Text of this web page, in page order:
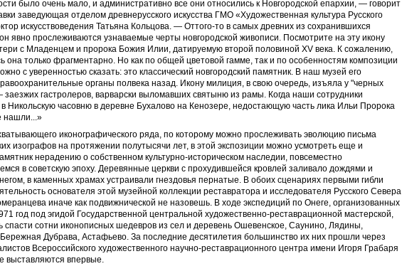
было очень мало, и административно все они относились к Новгородской епархии, — говорит
заведующая отделом древнерусского искусства ГМО «Художественная культура Русского
искусствоведения Татьяна Кольцова. — Оттого-то в самых древних из сохранившихся
явно прослеживаются узнаваемые черты новгородской живописи. Посмотрите на эту икону
с Младенцем и пророка Божия Илии, датируемую второй половиной XV века. К сожалению,
она только фрагментарно. Но как по общей цветовой гамме, так и по особенностям композиции
с уверенностью сказать: это классический новгородский памятник. В наш музей его
органы полвека назад. Икону милиция, в свою очередь, изъяла у "черных
заезжих гастролеров, варварски выломавших святыню из рамы. Когда наши сотрудники
Никольскую часовню в деревне Бухалово на Кенозере, недостающую часть лика Ильи Пророка
нашли...»
иконографического ряда, по которому можно прослеживать эволюцию письма
изографов на протяжении полутысячи лет, в этой экспозиции можно усмотреть еще и
нерадению о собственном культурно-историческом наследии, повсеместно
в советскую эпоху. Деревянные церкви с прохудившейся кровлей заливало дождями и
в каменных храмах устраивали гнездовья пернатые. В обоих сценариях первыми гибли
основателя этой музейной коллекции реставратора и исследователя Русского Севера
иначе как подвижнической не назовешь. В ходе экспедиций по Онеге, организованных
год под эгидой Государственной центральной художественно-реставрационной мастерской,
спасти сотни иконописных шедевров из сел и деревень Ошевенское, Саунино, Лядины,
Дубрава, Астафьево. За последние десятилетия большинство их них прошли через
Всероссийского художественного научно-реставрационного центра имени Игоря Грабаря
выставляются впервые.